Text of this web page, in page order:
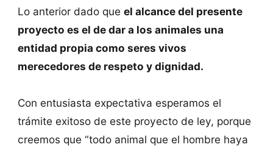
Lo anterior dado que el alcance del presente
proyecto es el de dar a los animales una
entidad propia como seres vivos
merecedores de respeto y dignidad.
Con entusiasta expectativa esperamos el
trámite exitoso de este proyecto de ley, porque
creemos que “todo animal que el hombre haya